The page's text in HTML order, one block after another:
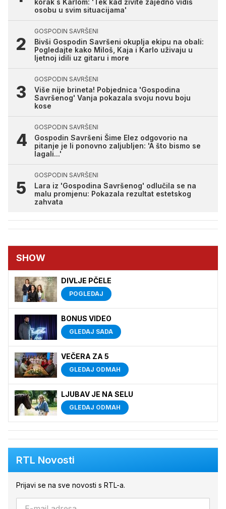
osobu u svim situacijama'
GOSPODIN SAVRŠENI
Bivši Gospodin Savršeni okuplja ekipu na obali:
Pogledajte kako Miloš, Kaja i Karlo uživaju u
ljetnoj idili uz gitaru i more
GOSPODIN SAVRŠENI
Više nije brineta! Pobjednica 'Gospodina
Savršenog' Vanja pokazala svoju novu boju
kose
GOSPODIN SAVRŠENI
Gospodin Savršeni Šime Elez odgovorio na
pitanje je li ponovno zaljubljen: 'A što bismo se
lagali...'
GOSPODIN SAVRŠENI
Lara iz 'Gospodina Savršenog' odlučila se na
malu promjenu: Pokazala rezultat estetskog
zahvata
SHOW
DIVLJE PČELE
POGLEDAJ
BONUS VIDEO
GLEDAJ SADA
VEČERA ZA 5
GLEDAJ ODMAH
LJUBAV JE NA SELU
GLEDAJ ODMAH
RTL Novosti
Prijavi se na sve novosti s RTL-a.